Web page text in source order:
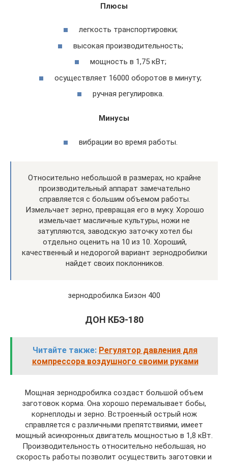
Плюсы
легкость транспортировки;
высокая производительность;
мощность в 1,75 кВт;
осуществляет 16000 оборотов в минуту;
ручная регулировка.
Минусы
вибрации во время работы.
Относительно небольшой в размерах, но крайне
производительный аппарат замечательно
справляется с большим объемом работы.
Измельчает зерно, превращая его в муку. Хорошо
измельчает масличные культуры, ножи не
затупляются, заводскую заточку хотел бы
отдельно оценить на 10 из 10. Хороший,
качественный и недорогой вариант зернодробилки
найдет своих поклонников.
зернодробилка Бизон 400
ДОН КБЭ-180
Читайте также: Регулятор давления для
компрессора воздушного своими руками
Мощная зернодробилка создаст большой объем
заготовок корма. Она хорошо перемалывает бобы,
корнеплоды и зерно. Встроенный острый нож
справляется с различными препятствиями, имеет
мощный асинхронных двигатель мощностью в 1,8 кВт.
Производительность относительно небольшая, но
скорость работы позволит осуществить заготовки и